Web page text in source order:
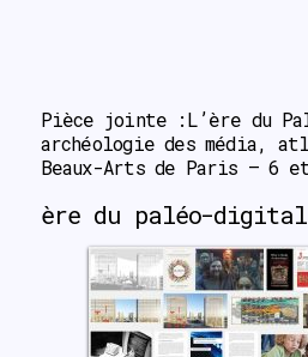
Pièce jointe :L’ère du
archéologie des média,
Beaux-Arts de Paris – 6
ère du paléo-